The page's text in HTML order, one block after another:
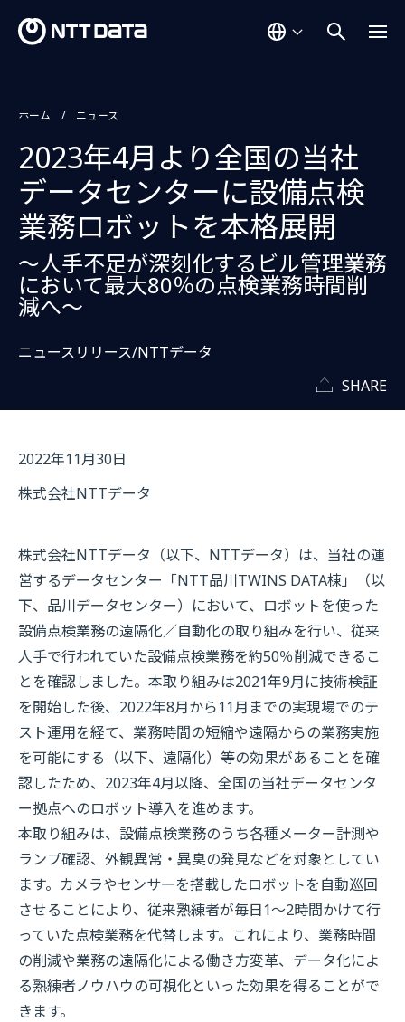
ホーム ニュース
2023年4月より全国の当社
データセンターに設備点検
業務ロボットを本格展開
～人手不足が深刻化するビル管理業務
において最大80％の点検業務時間削
減へ～
ニュースリリース/NTTデータ
SHARE
2022年11月30日
株式会社NTTデータ
株式会社NTTデータ（以下、NTTデータ）は、当社の運
営するデータセンター「NTT品川TWINS DATA棟」（以
下、品川データセンター）において、ロボットを使った
設備点検業務の遠隔化／自動化の取り組みを行い、従来
人手で行われていた設備点検業務を約50％削減できるこ
とを確認しました。本取り組みは2021年9月に技術検証
を開始した後、2022年8月から11月までの実現場でのテ
スト運用を経て、業務時間の短縮や遠隔からの業務実施
を可能にする（以下、遠隔化）等の効果があることを確
認したため、2023年4月以降、全国の当社データセンタ
ー拠点へのロボット導入を進めます。
本取り組みは、設備点検業務のうち各種メーター計測や
ランプ確認、外観異常・異臭の発見などを対象としてい
ます。カメラやセンサーを搭載したロボットを自動巡回
させることにより、従来熟練者が毎日1～2時間かけて行
っていた点検業務を代替します。これにより、業務時間
の削減や業務の遠隔化による働き方変革、データ化によ
る熟練者ノウハウの可視化といった効果を得ることがで
きます。